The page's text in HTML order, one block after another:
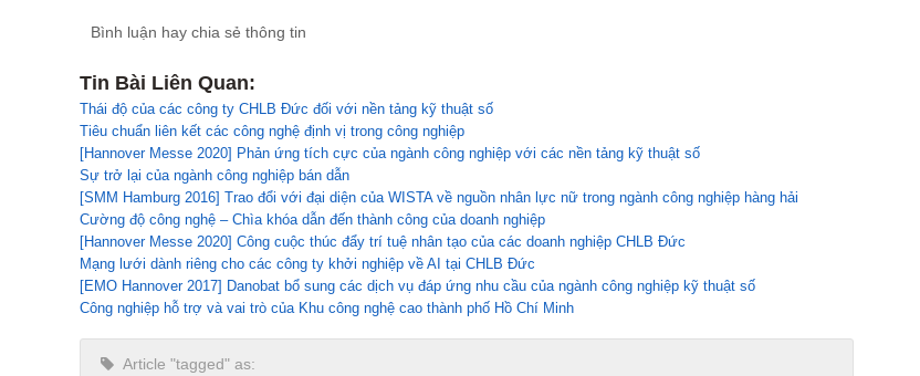
Bình luận hay chia sẻ thông tin
Tin Bài Liên Quan:
Thái độ của các công ty CHLB Đức đối với nền tảng kỹ thuật số
Tiêu chuẩn liên kết các công nghệ định vị trong công nghiệp
[Hannover Messe 2020] Phản ứng tích cực của ngành công nghiệp với các nền tảng kỹ thuật số
Sự trở lại của ngành công nghiệp bán dẫn
[SMM Hamburg 2016] Trao đổi với đại diện của WISTA về nguồn nhân lực nữ trong ngành công nghiệp hàng hải
Cường độ công nghệ – Chìa khóa dẫn đến thành công của doanh nghiệp
[Hannover Messe 2020] Công cuộc thúc đẩy trí tuệ nhân tạo của các doanh nghiệp CHLB Đức
Mạng lưới dành riêng cho các công ty khởi nghiệp về AI tại CHLB Đức
[EMO Hannover 2017] Danobat bổ sung các dịch vụ đáp ứng nhu cầu của ngành công nghiệp kỹ thuật số
Công nghiệp hỗ trợ và vai trò của Khu công nghệ cao thành phố Hồ Chí Minh
Article "tagged" as: